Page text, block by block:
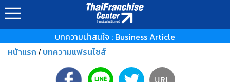
บทความน่าสนใจ : Business Article
หน้าแรก / บทความแฟรนไชส์